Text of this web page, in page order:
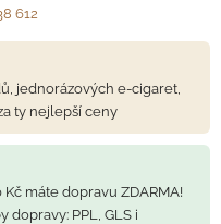
612
jednorázových e-cigaret,
ty nejlepší ceny
máte dopravu ZDARMA!
dopravy: PPL, GLS i